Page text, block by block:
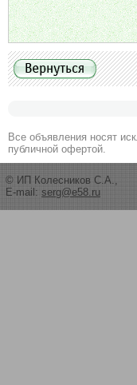
Все объявления носят
публичной офертой.
© ИП Колесников С.А.,
E-mail: serg@e58.ru